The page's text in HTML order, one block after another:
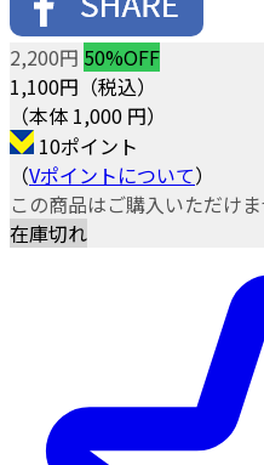
2,200円 50%OFF
1,100円（税込）
（本体 1,000 円）
10ポイント
（Vポイントについて）
この商品はご購入いただけ
在庫切れ